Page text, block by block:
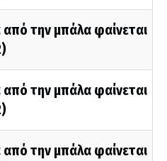
την μπάλα φαίνεται
την μπάλα φαίνεται
την μπάλα φαίνεται